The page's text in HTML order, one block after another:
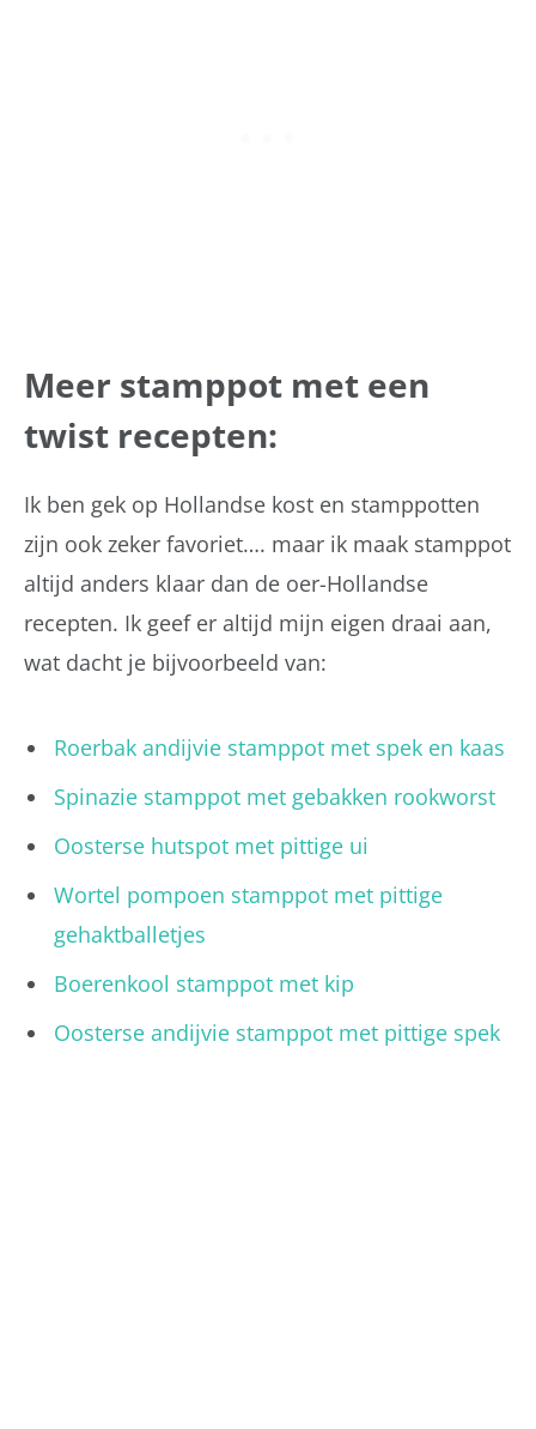
Meer stamppot met een
twist recepten:
Ik ben gek op Hollandse kost en stamppotten
zijn ook zeker favoriet…. maar ik maak stamppot
altijd anders klaar dan de oer-Hollandse
recepten. Ik geef er altijd mijn eigen draai aan,
wat dacht je bijvoorbeeld van:
Roerbak andijvie stamppot met spek en kaas
Spinazie stamppot met gebakken rookworst
Oosterse hutspot met pittige ui
Wortel pompoen stamppot met pittige
gehaktballetjes
Boerenkool stamppot met kip
Oosterse andijvie stamppot met pittige spek